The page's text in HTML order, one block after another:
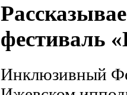
фестиваль
Инклюзивный